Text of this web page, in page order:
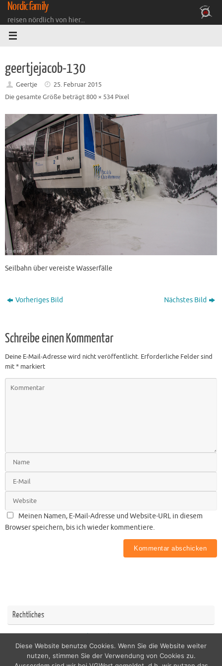
Zum
Inhalt
springen
Nordicfamily
reisen nördlich von hier...
geertjejacob-130
Geertje
25. Februar 2015
Die gesamte Größe beträgt800 × 534 Pixel
Seilbahn über vereiste Wasserfälle
Vorheriges Bild Nächstes Bild
Schreibe einen Kommentar
Deine E-Mail-Adresse wird nicht veröffentlicht. Erforderliche Felder sind
mit* markiert
Meinen Namen, E-Mail-Adresse und Website-URL in diesem
Browser speichern, bis ich wieder kommentiere.
Rechtliches
Impressum Datenschutzerklärung
Diese Website benutze Cookies. Wenn Sie die Website weiter
nutzen, stimmen Sie der Verwendung von Cookies zu.